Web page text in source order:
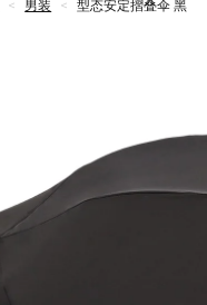
< 男装 < 型态安定摺叠伞 黑